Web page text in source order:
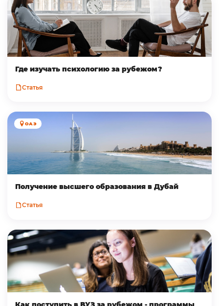
Где изучать психологию за рубежом?
Статья
ОАЭ
Получение высшего образования в Дубай
Статья